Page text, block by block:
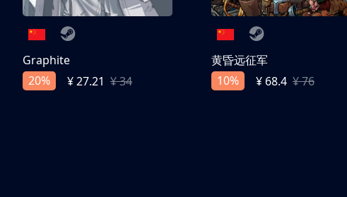
Graphite
20%
¥ 27.21 ¥ 34
黄昏远征军
10%
¥ 68.4 ¥ 76